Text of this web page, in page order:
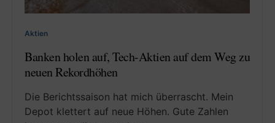
Aktien
Banken holen auf, Tech-Aktien auf dem Weg zu
neuen Rekordhöhen
Die Berichtssaison hat mich überrascht. Mein
Depot klettert auf neue Höhen. Gute Zahlen